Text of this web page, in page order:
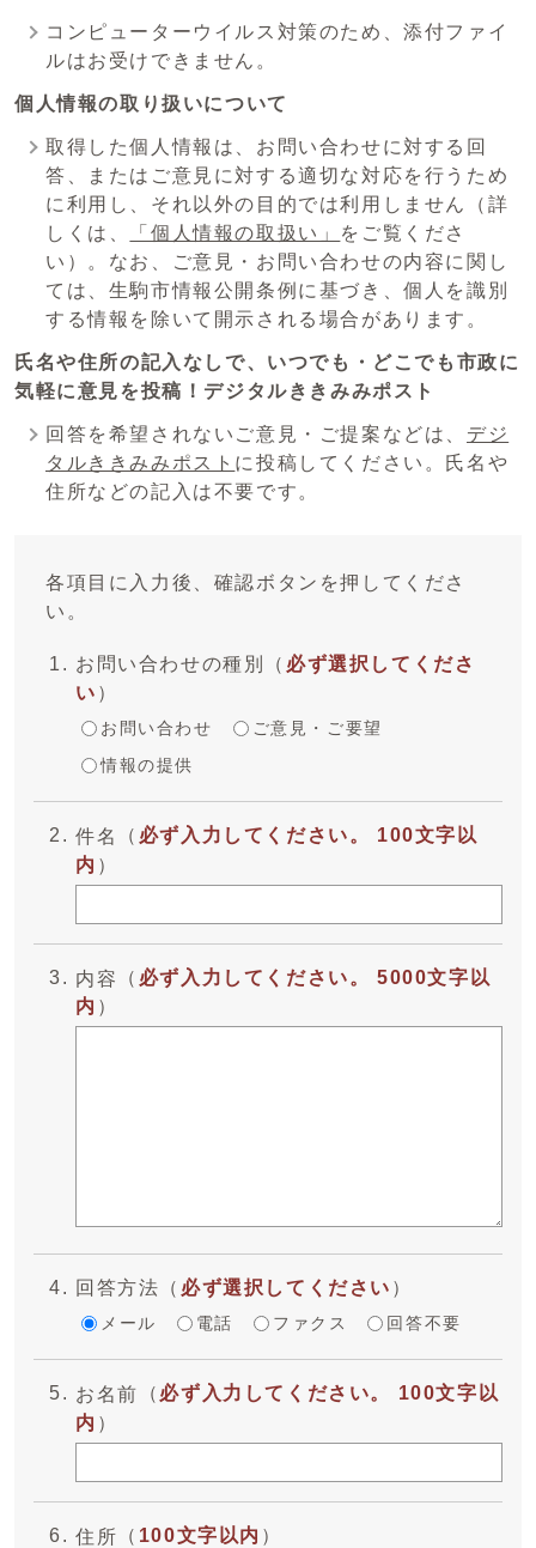
コンピューターウイルス対策のため、添付ファイ
ルはお受けできません。
個人情報の取り扱いについて
取得した個人情報は、お問い合わせに対する回
答、またはご意見に対する適切な対応を行うため
に利用し、それ以外の目的では利用しません（詳
しくは、
「個人情報の取扱い」 をご覧くださ
い）。なお、ご意見・お問い合わせの内容に関し
ては、生駒市情報公開条例に基づき、個人を識別
する情報を除いて開示される場合があります。
氏名や住所の記入なしで、いつでも・どこでも市政に
気軽に意見を投稿！デジタルききみみポスト
回答を希望されないご意見・ご提案などは、 デジ
タルききみみポスト に投稿してください。氏名や
住所などの記入は不要です。
各項目に入力後、確認ボタンを押してくださ
い。
お問い合わせの種別 （ 必ず選択してくださ
い ）
お問い合わせ ご意見・ご要望
情報の提供
件名 （ 必ず入力してください。 100文字以
内 ）
内容 （ 必ず入力してください。 5000文字以
内 ）
回答方法 （ 必ず選択してください ）
メール 電話 ファクス 回答不要
お名前 （ 必ず入力してください。 100文字以
内 ）
住所 （ 100文字以内 ）